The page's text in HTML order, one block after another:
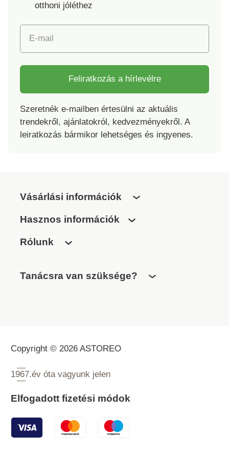
otthoni jóléthez
E-mail
Feliratkozás a hírlevélre
Szeretnék e-mailben értesülni az aktuális
trendekről, ajánlatokról, kedvezményekről. A
leiratkozás bármikor lehetséges és ingyenes.
Vásárlási információk
Hasznos információk
Rólunk
Tanácsra van szüksége?
Copyright © 2026 ASTOREO
1967.év óta vagyunk jelen
Elfogadott fizetési módok